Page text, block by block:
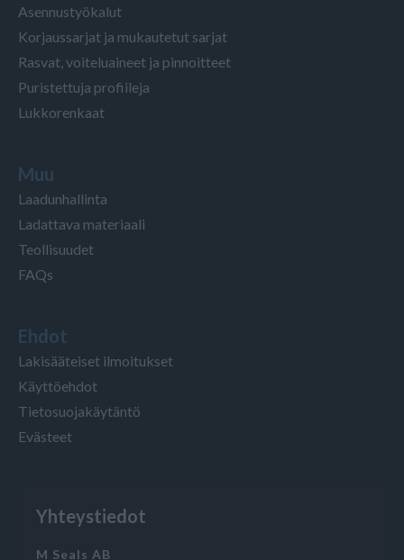
Asennustyökalut
Korjaussarjat ja mukautetut sarjat
Rasvat, voiteluaineet ja pinnoitteet
Puristettuja profiileja
Lukkorenkaat
Muu
Laadunhallinta
Ladattava materiaali
Teollisuudet
FAQs
Ehdot
Lakisääteiset ilmoitukset
Käyttöehdot
Tietosuojakäytäntö
Evästeet
Yhteystiedot
M Seals AB